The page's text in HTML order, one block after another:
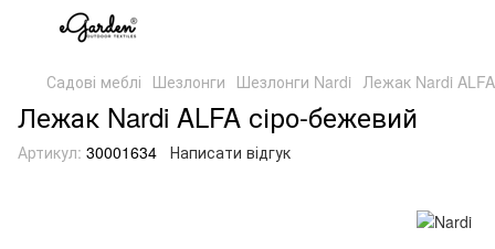
Садові меблі Шезлонги Шезлонги Nardi Лежак Nardi
Лежак Nardi ALFA сіро-бежевий
Артикул: 30001634 Написати відгук